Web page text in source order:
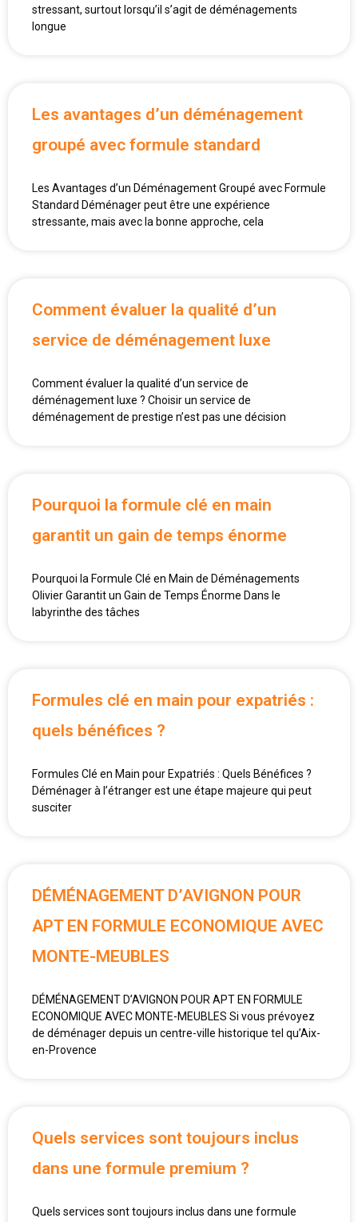
stressant, surtout lorsqu’il s’agit de déménagements
longue
Les avantages d’un déménagement
groupé avec formule standard
Les Avantages d’un Déménagement Groupé avec Formule
Standard Déménager peut être une expérience
stressante, mais avec la bonne approche, cela
Comment évaluer la qualité d’un
service de déménagement luxe
Comment évaluer la qualité d’un service de
déménagement luxe ? Choisir un service de
déménagement de prestige n’est pas une décision
Pourquoi la formule clé en main
garantit un gain de temps énorme
Pourquoi la Formule Clé en Main de Déménagements
Olivier Garantit un Gain de Temps Énorme Dans le
labyrinthe des tâches
Formules clé en main pour expatriés :
quels bénéfices ?
Formules Clé en Main pour Expatriés : Quels Bénéfices ?
Déménager à l’étranger est une étape majeure qui peut
susciter
DÉMÉNAGEMENT D’AVIGNON POUR
APT EN FORMULE ECONOMIQUE AVEC
MONTE-MEUBLES
DÉMÉNAGEMENT D’AVIGNON POUR APT EN FORMULE
ECONOMIQUE AVEC MONTE-MEUBLES Si vous prévoyez
de déménager depuis un centre-ville historique tel qu’Aix-
en-Provence
Quels services sont toujours inclus
dans une formule premium ?
Quels services sont toujours inclus dans une formule